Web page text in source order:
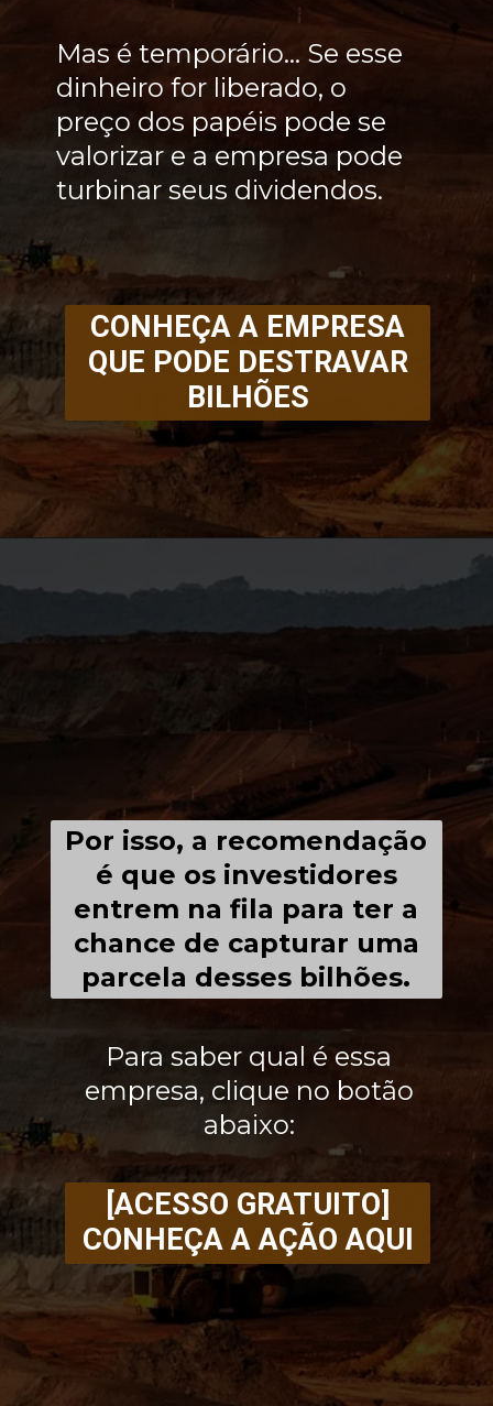
Mas é temporário… Se esse
dinheiro for liberado, o
preço dos papéis pode se
valorizar e a empresa pode
turbinar seus dividendos.
CONHEÇA A EMPRESA
QUE PODE DESTRAVAR
BILHÕES
Por isso, a recomendação
é que os investidores
entrem na fila para ter a
chance de capturar uma
parcela desses bilhões.
[ACESSO GRATUITO]
CONHEÇA A AÇÃO AQUI
Para saber qual é essa
empresa, clique no botão
abaixo: